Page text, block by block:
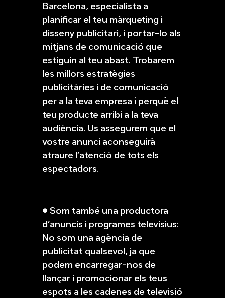
Barcelona, especialista a
planificar el teu màrqueting i
disseny publicitari, i portar-lo als
mitjans de comunicació que
estiguin al teu abast. Trobarem
les millors estratègies
publicitàries i de comunicació
per a la teva empresa i perquè el
teu producte arribi a la teva
audiència. Us assegurem que el
vostre anunci aconseguirà
atraure l’atenció de tots els
espectadors.
● Som també una productora
d’anuncis i programes televisius:
No som una agència de
publicitat qualsevol, ja que
podem encarregar-nos de
llançar i promocionar els teus
espots a les cadenes de televisió